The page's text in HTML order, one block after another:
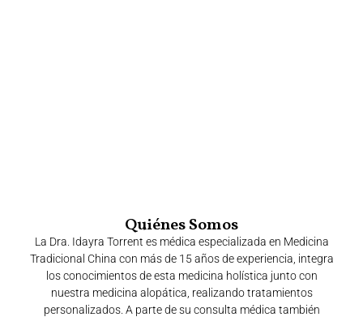
Quiénes Somos
La Dra. Idayra Torrent es médica especializada en Medicina
Tradicional China con más de 15 años de experiencia, integra
los conocimientos de esta medicina holística junto con
nuestra medicina alopática, realizando tratamientos
personalizados. A parte de su consulta médica también